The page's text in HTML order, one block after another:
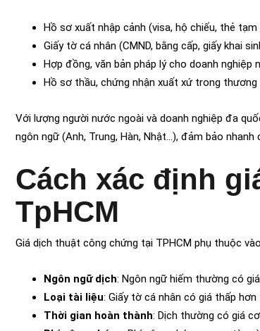
Hồ sơ xuất nhập cảnh (visa, hộ chiếu, thẻ tạm
Giấy tờ cá nhân (CMND, bằng cấp, giấy khai
Hợp đồng, văn bản pháp lý cho doanh nghiệp
Hồ sơ thầu, chứng nhận xuất xứ trong thương
Với lượng người nước ngoài và doanh nghiệp đa
ngôn ngữ (Anh, Trung, Hàn, Nhật…), đảm bảo nhanh
Cách xác định
TpHCM
Giá dịch thuật công chứng tại TPHCM phụ thuộc
Ngôn ngữ dịch: Ngôn ngữ hiếm thường có
Loại tài liệu: Giấy tờ cá nhân có giá thấp hơn
Thời gian hoàn thành: Dịch thường có giá